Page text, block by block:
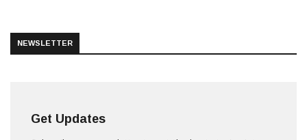
NEWSLETTER
Get Updates